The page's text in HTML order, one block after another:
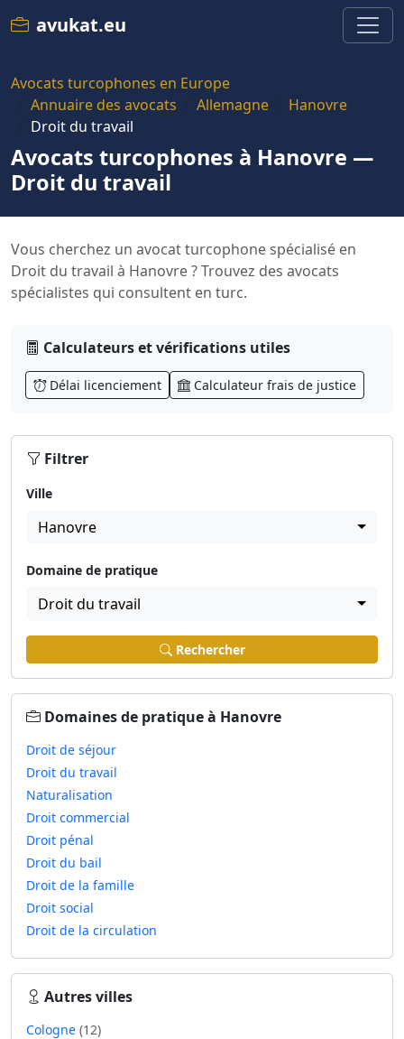
avukat.eu
Avocats turcophones en Europe
Annuaire des avocats
Allemagne
Hanovre
Droit du travail
Avocats turcophones à Hanovre —
Droit du travail
Vous cherchez un avocat turcophone spécialisé en
Droit du travail à Hanovre ? Trouvez des avocats
spécialistes qui consultent en turc.
Calculateurs et vérifications utiles
Délai licenciement Calculateur frais de justice
Filtrer
Ville
Hanovre
Domaine de pratique
Droit du travail
Rechercher
Domaines de pratique à Hanovre
Droit de séjour
Droit du travail
Naturalisation
Droit commercial
Droit pénal
Droit du bail
Droit de la famille
Droit social
Droit de la circulation
Autres villes
Cologne (12)